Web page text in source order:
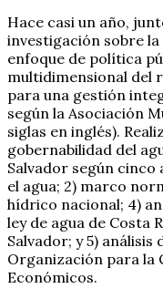
Hace casi un año,
investigación sobre
enfoque de política
multidimensional del
para una gestión
según la Asociación
siglas en inglés).
gobernabilidad del
Salvador según cinco
el agua; 2) marco
hídrico nacional; 4)
ley de agua de Costa
Salvador; y 5)
Organización para la
Económicos.